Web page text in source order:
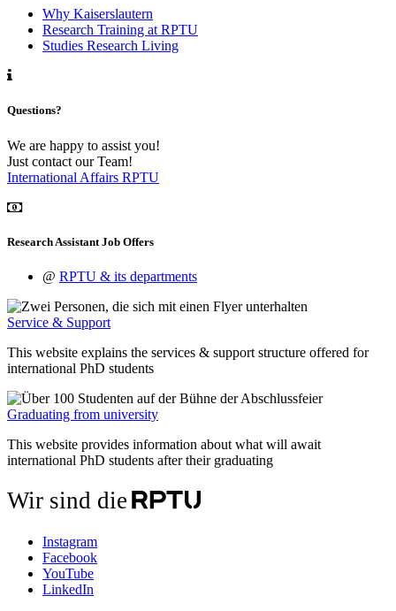
Why Kaiserslautern
Research Training at RPTU
Studies Research Living
Questions?
We are happy to assist you!
Just contact our Team!
International Affairs RPTU
Research Assistant Job Offers
@ RPTU & its departments
Service & Support
This website explains the services & support structure offered for
international PhD students
Graduating from university
This website provides information about what will await
international PhD students after their graduating
Wir sind die
Instagram
Facebook
YouTube
LinkedIn